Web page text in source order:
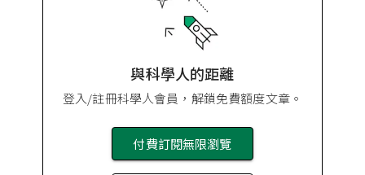
與科學人的距離
登入/註冊科學人會員，解鎖免費額度文章。
付費訂閱無限瀏覽